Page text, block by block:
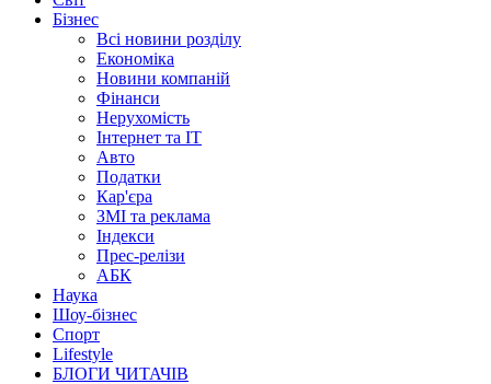
Бізнес
Всі новини розділу
Економіка
Новини компаній
Фінанси
Нерухомість
Інтернет та IT
Авто
Податки
Кар'єра
ЗМІ та реклама
Індекси
Прес-релізи
АБК
Наука
Шоу-бізнес
Спорт
Lifestyle
БЛОГИ ЧИТАЧІВ